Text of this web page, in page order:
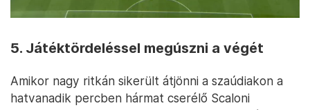
5. Játéktördeléssel megúszni a végét
Amikor nagy ritkán sikerült átjönni a szaúdiakon a
hatvanadik percben hármat cserélő Scaloni